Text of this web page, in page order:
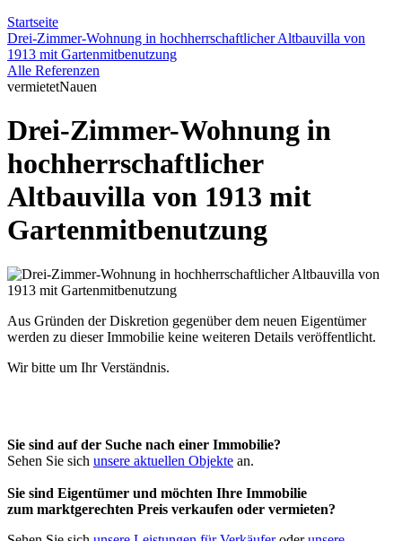
Startseite
Drei-Zimmer-Wohnung in hochherrschaftlicher Altbauvilla von
1913 mit Gartenmitbenutzung
Alle Referenzen
vermietetNauen
Drei-Zimmer-Wohnung in
hochherrschaftlicher
Altbauvilla von 1913 mit
Gartenmitbenutzung
Aus Gründen der Diskretion gegenüber dem neuen Eigentümer
werden zu dieser Immobilie keine weiteren Details veröffentlicht.
Wir bitte um Ihr Verständnis.
Sie sind auf der Suche nach einer Immobilie?
Sehen Sie sich unsere aktuellen Objekte an.
Sie sind Eigentümer und möchten Ihre Immobilie
zum marktgerechten Preis verkaufen oder vermieten?